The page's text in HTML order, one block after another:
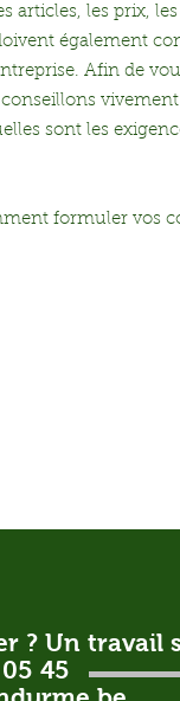
articles, les prix,
également
Afin de
sont les
formuler vos
? Un travail
45